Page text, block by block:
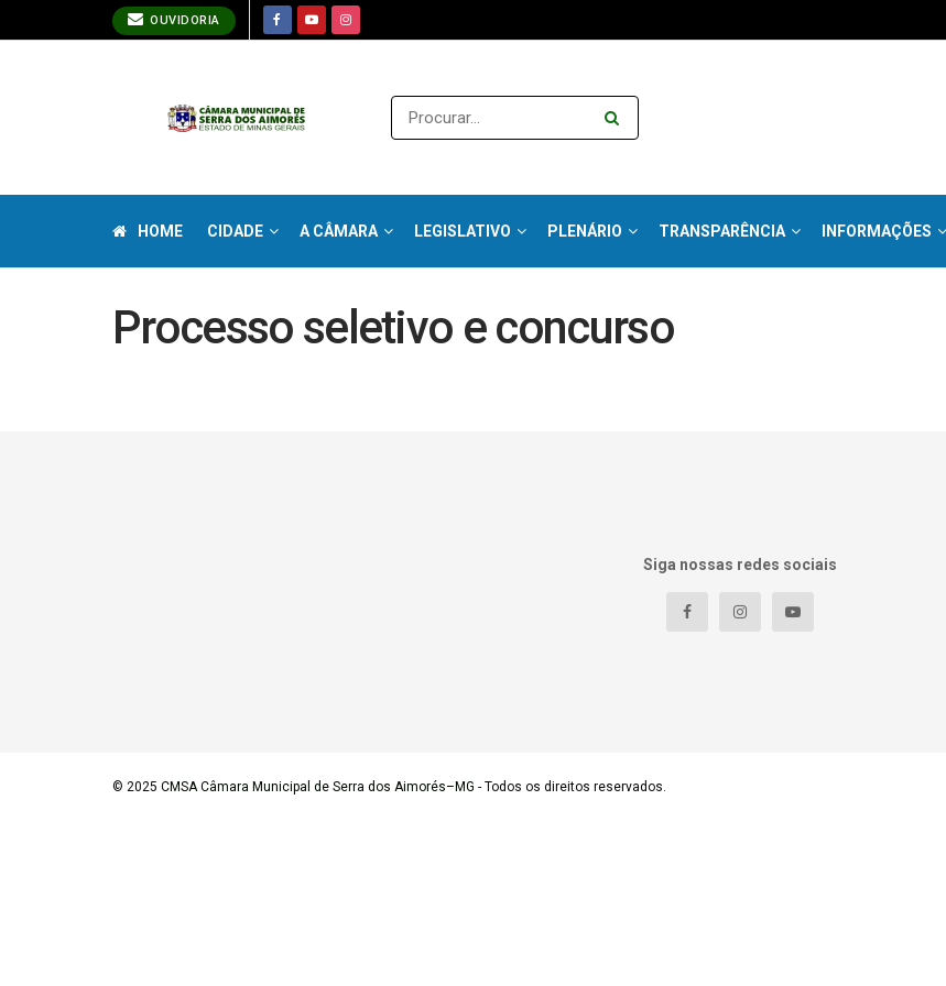
OUVIDORIA
HOME CIDADE A CÂMARA LEGISLATIVO PLENÁRIO TRANSPARÊNCIA INFORMAÇÕES
Processo seletivo e concurso
Siga nossas redes sociais
© 2025 CMSA Câmara Municipal de Serra dos Aimorés–MG - Todos os direitos reservados.